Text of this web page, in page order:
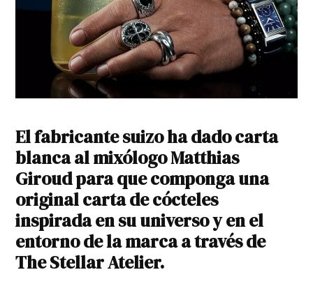
El fabricante suizo ha dado carta
blanca al mixólogo Matthias
Giroud para que componga una
original carta de cócteles
inspirada en su universo y en el
entorno de la marca a través de
The Stellar Atelier.